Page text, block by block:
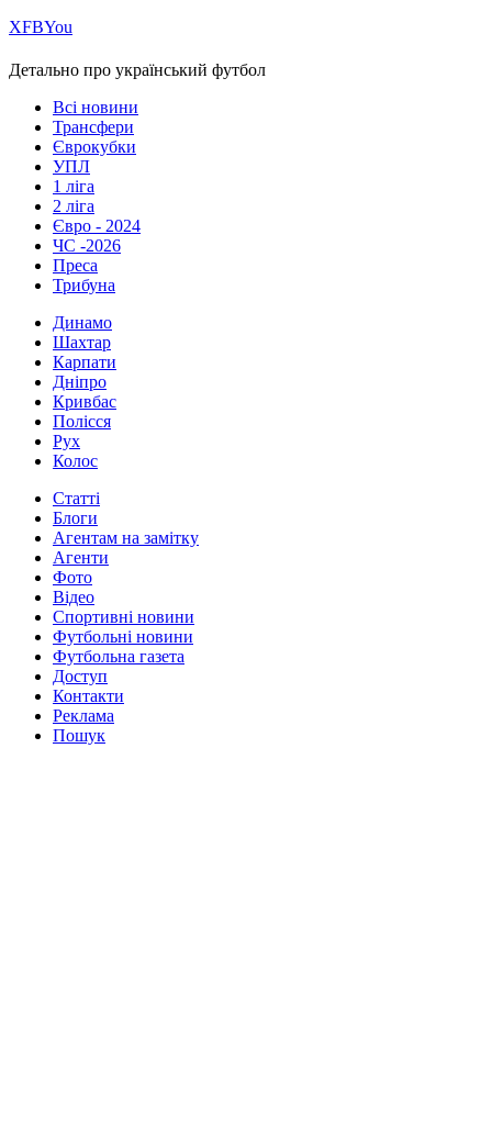
ХFBYou
Детально про український футбол
Всі новини
Трансфери
Єврокубки
УПЛ
1 ліга
2 ліга
Євро - 2024
ЧС -2026
Преса
Трибуна
Динамо
Шахтар
Карпати
Дніпро
Кривбас
Полісся
Рух
Колос
Статті
Блоги
Агентам на замітку
Агенти
Фото
Відео
Спортивні новини
Футбольні новини
Футбольна газета
Доступ
Контакти
Реклама
Пошук